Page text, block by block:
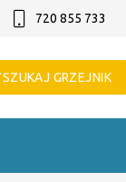
720 855 733
GRZEJNIK